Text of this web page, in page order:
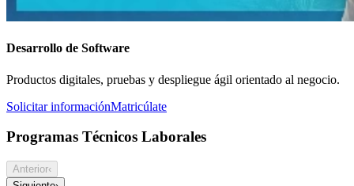
Desarrollo de Software
Productos digitales, pruebas y despliegue ágil orientado al negocio.
Solicitar informaciónMatricúlate
Programas Técnicos Laborales
Anterior‹